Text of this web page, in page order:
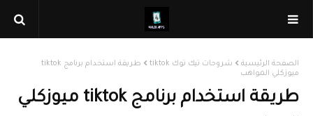
الصفحة الرئيسية شروحات تيك توك tiktok
طريقة استخدام برنامج tiktok
ميوزكلي المواهب
طريقة استخدام برنامج tiktok ميوزكلي